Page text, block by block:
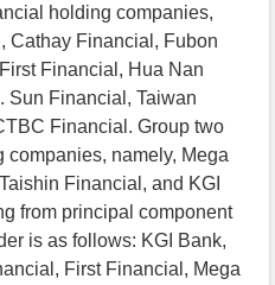
holding companies,
Cathay Financial, Fubon
Financial, Hua Nan
Sun Financial, Taiwan
Financial. Group two
namely, Mega
Financial, and KGI
from principal component
is as follows: KGI Bank,
First Financial, Mega